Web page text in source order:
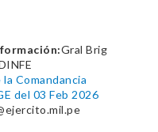
Gral Brig
Comandancia
del 03 Feb 2026